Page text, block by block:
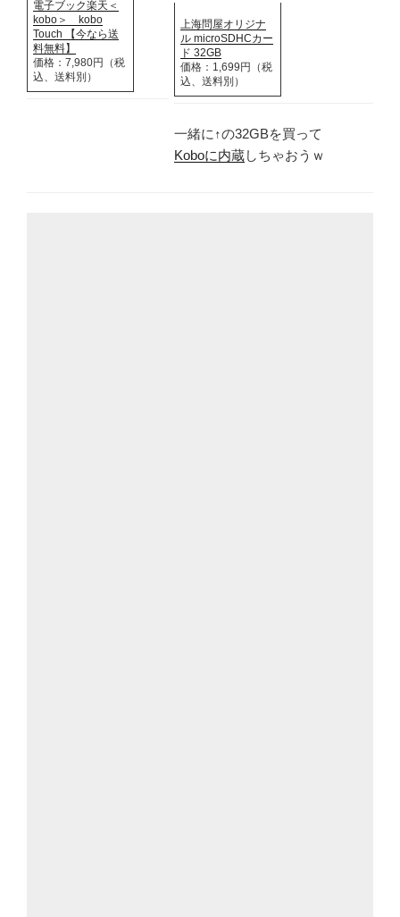
電子ブック楽天＜
kobo＞ kobo
Touch 【今なら送
料無料】
価格：7,980円（税
込、送料別）
上海問屋オリジナ
ル microSDHCカー
ド 32GB
価格：1,699円（税
込、送料別）
一緒に↑の32GBを買って
Koboに内蔵しちゃおうｗ